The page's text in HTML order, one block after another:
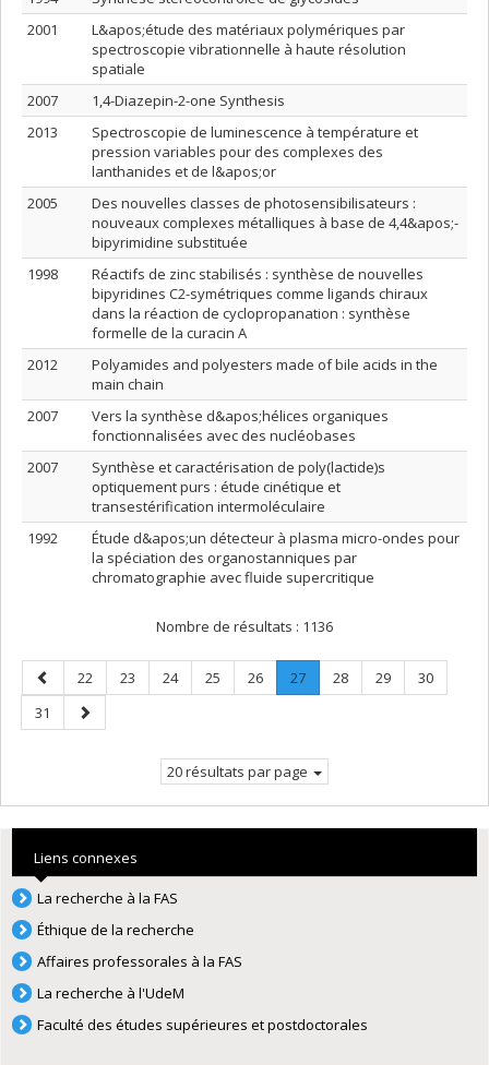
2001
L&apos;étude des matériaux polymériques par
spectroscopie vibrationnelle à haute résolution
spatiale
2007
1,4-Diazepin-2-one Synthesis
2013
Spectroscopie de luminescence à température et
pression variables pour des complexes des
lanthanides et de l&apos;or
2005
Des nouvelles classes de photosensibilisateurs :
nouveaux complexes métalliques à base de 4,4&apos;-
bipyrimidine substituée
1998
Réactifs de zinc stabilisés : synthèse de nouvelles
bipyridines C2-symétriques comme ligands chiraux
dans la réaction de cyclopropanation : synthèse
formelle de la curacin A
2012
Polyamides and polyesters made of bile acids in the
main chain
2007
Vers la synthèse d&apos;hélices organiques
fonctionnalisées avec des nucléobases
2007
Synthèse et caractérisation de poly(lactide)s
optiquement purs : étude cinétique et
transestérification intermoléculaire
1992
Étude d&apos;un détecteur à plasma micro-ondes pour
la spéciation des organostanniques par
chromatographie avec fluide supercritique
Nombre de résultats : 1136
Page
précédente
Page
22 Page
23 Page
24 Page
25 Page
26 Page
27.
Page
Page
28 Page
29 Page
30
Page
31
Page
suivante
20 résultats par page
Liens connexes
La recherche à la FAS
Éthique de la recherche
Affaires professorales à la FAS
La recherche à l'UdeM
Faculté des études supérieures et postdoctorales